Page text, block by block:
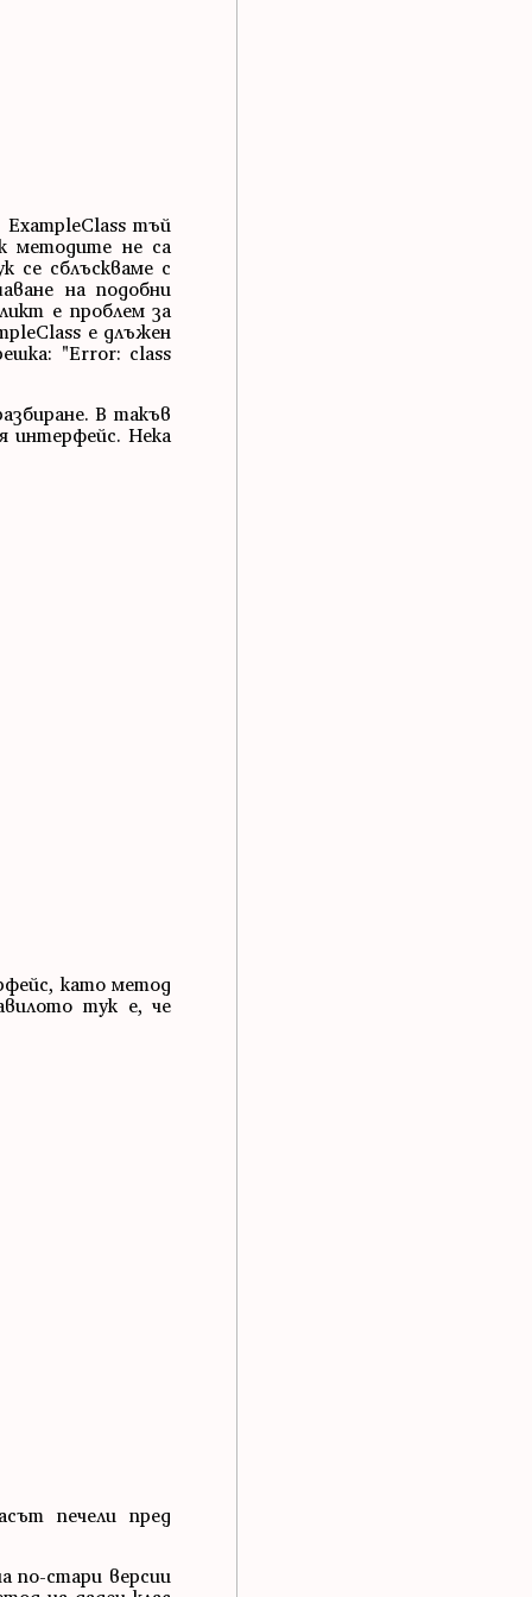
тъй
методите не са
се сблъскваме с
на подобни
е проблем за
е длъжен
"Error: class
В такъв
интерфейс. Нека
като метод
тук е, че
печели пред
по-стари версии